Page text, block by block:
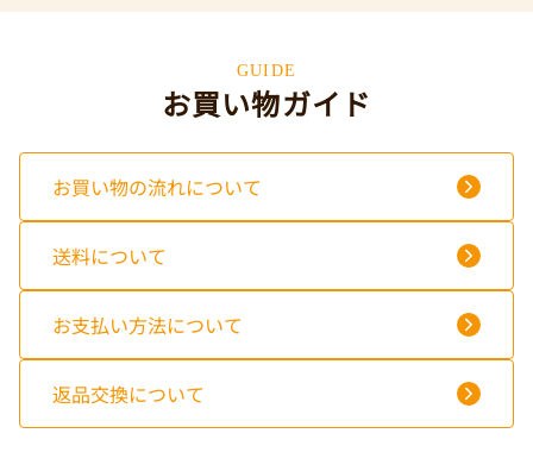
GUIDE
お買い物ガイド
お買い物の流れについて
送料について
お支払い方法について
返品交換について